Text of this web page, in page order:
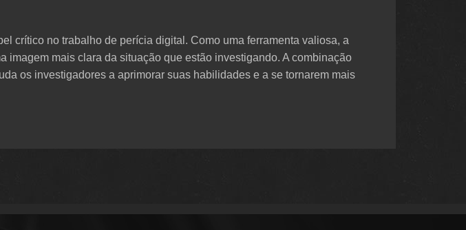
crítico no trabalho de perícia digital. Como uma ferramenta valiosa, a
mais clara da situação que estão investigando. A combinação
os investigadores a aprimorar suas habilidades e a se tornarem mais